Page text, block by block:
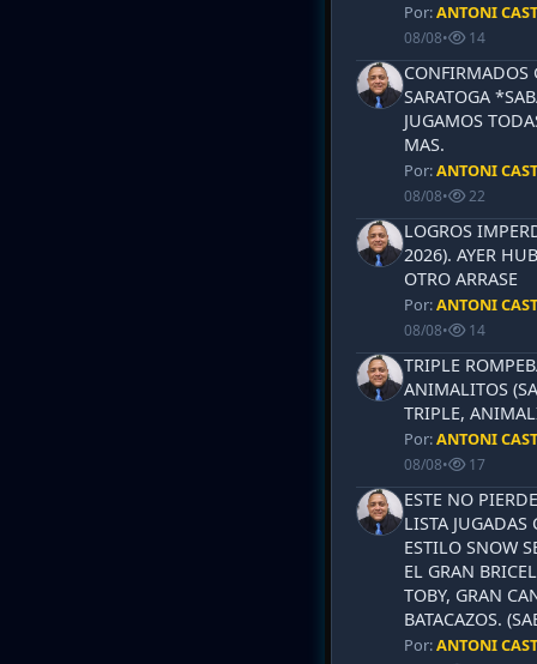
Por:ANTONI
08/08• 14
CONFIRMADOS
SARATOGA
JUGAMOS
MAS.
Por:ANTONI
08/08• 22
LOGROS
2026). AYER
OTRO ARRASE
Por:ANTONI
08/08• 14
TRIPLE
ANIMALITOS
TRIPLE,
Por:ANTONI
08/08• 17
ESTE NO
LISTA JUGADAS
ESTILO SNOW
EL GRAN
TOBY, GRAN
BATACAZOS.
Por:ANTONI